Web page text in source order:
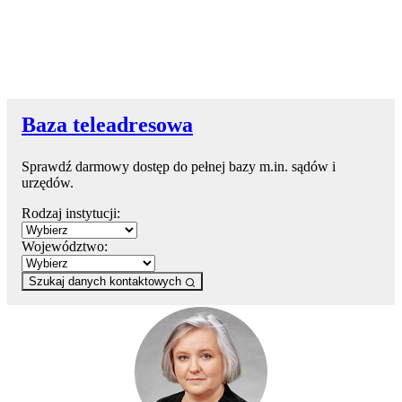
Baza teleadresowa
Sprawdź darmowy dostęp do pełnej bazy m.in. sądów i
urzędów.
Rodzaj instytucji:
Województwo:
Szukaj danych kontaktowych